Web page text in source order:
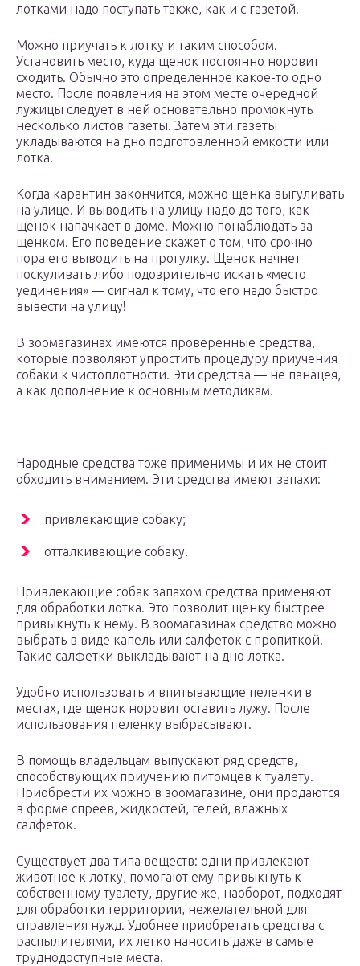
лотками надо поступать также, как и с газетой.
Можно приучать к лотку и таким способом.
Установить место, куда щенок постоянно норовит
сходить. Обычно это определенное какое-то одно
место. После появления на этом месте очередной
лужицы следует в ней основательно промокнуть
несколько листов газеты. Затем эти газеты
укладываются на дно подготовленной емкости или
лотка.
Когда карантин закончится, можно щенка выгуливать
на улице. И выводить на улицу надо до того, как
щенок напачкает в доме! Можно понаблюдать за
щенком. Его поведение скажет о том, что срочно
пора его выводить на прогулку. Щенок начнет
поскуливать либо подозрительно искать «место
уединения» — сигнал к тому, что его надо быстро
вывести на улицу!
В зоомагазинах имеются проверенные средства,
которые позволяют упростить процедуру приучения
собаки к чистоплотности. Эти средства — не панацея,
а как дополнение к основным методикам.
Народные средства тоже применимы и их не стоит
обходить вниманием. Эти средства имеют запахи:
привлекающие собаку;
отталкивающие собаку.
Привлекающие собак запахом средства применяют
для обработки лотка. Это позволит щенку быстрее
привыкнуть к нему. В зоомагазинах средство можно
выбрать в виде капель или салфеток с пропиткой.
Такие салфетки выкладывают на дно лотка.
Удобно использовать и впитывающие пеленки в
местах, где щенок норовит оставить лужу. После
использования пеленку выбрасывают.
В помощь владельцам выпускают ряд средств,
способствующих приучению питомцев к туалету.
Приобрести их можно в зоомагазине, они продаются
в форме спреев, жидкостей, гелей, влажных
салфеток.
Существует два типа веществ: одни привлекают
животное к лотку, помогают ему привыкнуть к
собственному туалету, другие же, наоборот, подходят
для обработки территории, нежелательной для
справления нужд. Удобнее приобретать средства с
распылителями, их легко наносить даже в самые
труднодоступные места.